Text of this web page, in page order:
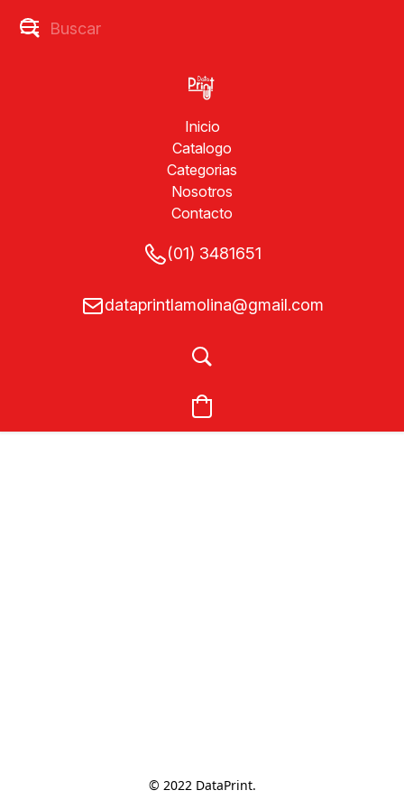
Inicio
Catalogo
Categorias
Nosotros
Contacto
(01) 3481651
dataprintlamolina@gmail.com
© 2022 DataPrint.